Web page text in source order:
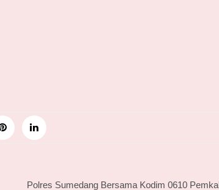
Polres Sumedang Bersama Kodim 0610